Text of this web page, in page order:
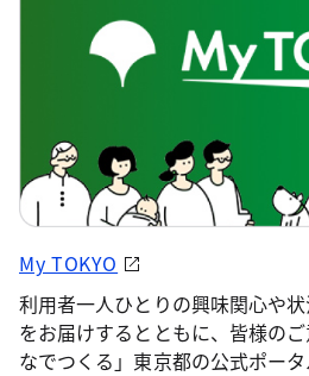
My TOKYO
利用者一人ひとりの興味関心や
をお届けするとともに、皆様の
なでつくる」東京都の公式ポータ